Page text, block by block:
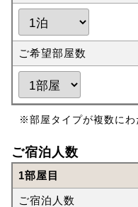
ご希望部屋数
※部屋タイプが複数にわ
ご宿泊人数
1部屋目
ご宿泊人数